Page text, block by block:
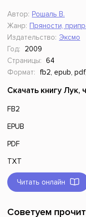
Автор: Рошаль В.
Жанр: Пряности,
Издательство: Эксмо
Год:
2009
Страницы: 64
Формат:
fb2, epub,
Скачать книгу Лук,
FB2
EPUB
PDF
TXT
Читать онлайн
Советуем